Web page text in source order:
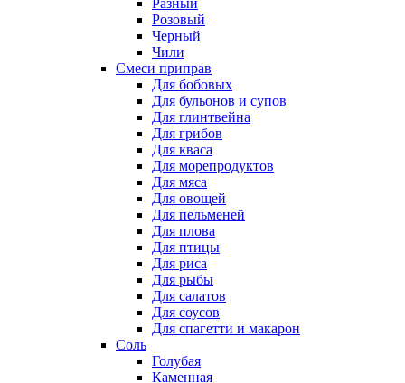
Разный
Розовый
Черный
Чили
Смеси приправ
Для бобовых
Для бульонов и супов
Для глинтвейна
Для грибов
Для кваса
Для морепродуктов
Для мяса
Для овощей
Для пельменей
Для плова
Для птицы
Для риса
Для рыбы
Для салатов
Для соусов
Для спагетти и макарон
Соль
Голубая
Каменная